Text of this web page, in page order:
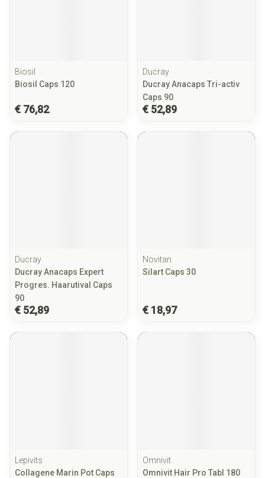
Biosil
Biosil Caps 120
€ 76,82
Ducray
Ducray Anacaps Tri-activ
Caps 90
€ 52,89
Ducray
Ducray Anacaps Expert
Progres. Haarutival Caps
90
€ 52,89
Novitan
Silart Caps 30
€ 18,97
Lepivits
Collagene Marin Pot Caps
Omnivit
Omnivit Hair Pro Tabl 180